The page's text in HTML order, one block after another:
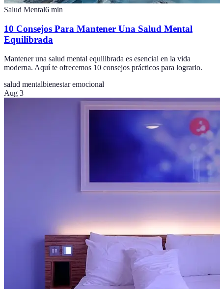
Salud Mental6 min
10 Consejos Para Mantener Una Salud Mental
Equilibrada
Mantener una salud mental equilibrada es esencial en la vida
moderna. Aquí te ofrecemos 10 consejos prácticos para lograrlo.
salud mentalbienestar emocional
Aug 3